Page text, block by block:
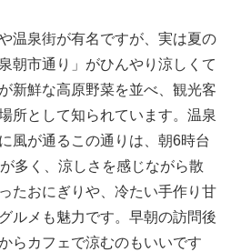
温泉街が有名ですが、実は夏の
朝市通り」がひんやり涼しくて
新鮮な高原野菜を並べ、観光客
所として知られています。温泉
風が通るこの通りは、朝6時台
多く、涼しさを感じながら散
たおにぎりや、冷たい手作り甘
ルメも魅力です。早朝の訪問後
らカフェで涼むのもいいです